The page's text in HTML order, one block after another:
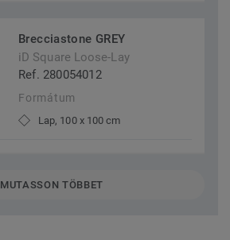
Brecciastone GREY
iD Square Loose-Lay
Ref. 280054012
Formátum
Lap, 100 x 100 cm
MUTASSON TÖBBET